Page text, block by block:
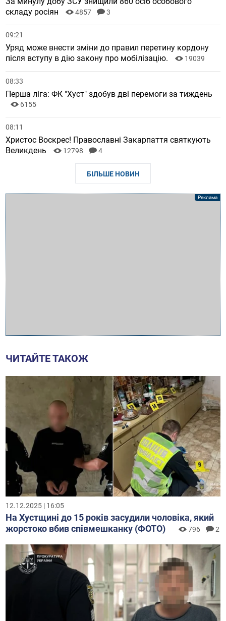
складу росіян
4857 3
09:21
Уряд може внести зміни до правил перетину кордону
після вступу в дію закону про мобілізацію.
19039
08:33
Перша ліга: ФК "Хуст" здобув дві перемоги за тиждень
6155
08:11
Христос Воскрес! Православні Закарпаття святкують
Великдень
12798 4
БІЛЬШЕ НОВИН
ЧИТАЙТЕ ТАКОЖ
12.12.2025 | 16:05
На Хустщині до 15 років засудили чоловіка, який
жорстоко вбив співмешканку (ФОТО)
796 2